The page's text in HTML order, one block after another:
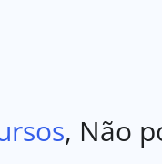
, Não